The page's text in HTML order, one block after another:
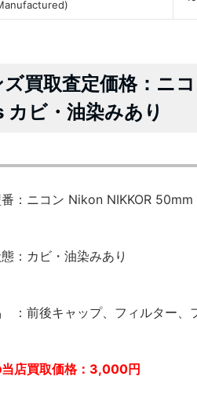
ズ買取査定価格：ニ
ビ・油染みあり
：ニコン Nikon NIKKOR 50mm
：カビ・油染みあり
：前後キャップ、フィルター、
店買取価格：3,000円